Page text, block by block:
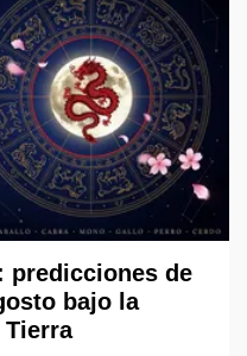
predicciones de
bajo la
Tierra